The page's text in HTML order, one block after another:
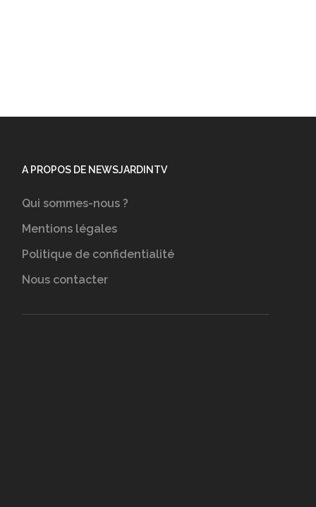
A PROPOS DE NEWSJARDINTV
Qui sommes-nous ?
Mentions légales
Politique de confidentialité
Nous contacter